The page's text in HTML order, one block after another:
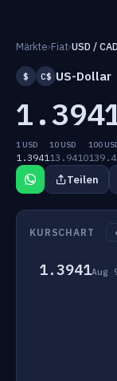
Märkte›Fiat›USD / CAD
$ C$ US-
1 USD
1.3941
10 USD
13.9410
100
Teilen
KURSCHART
1.3941Aug